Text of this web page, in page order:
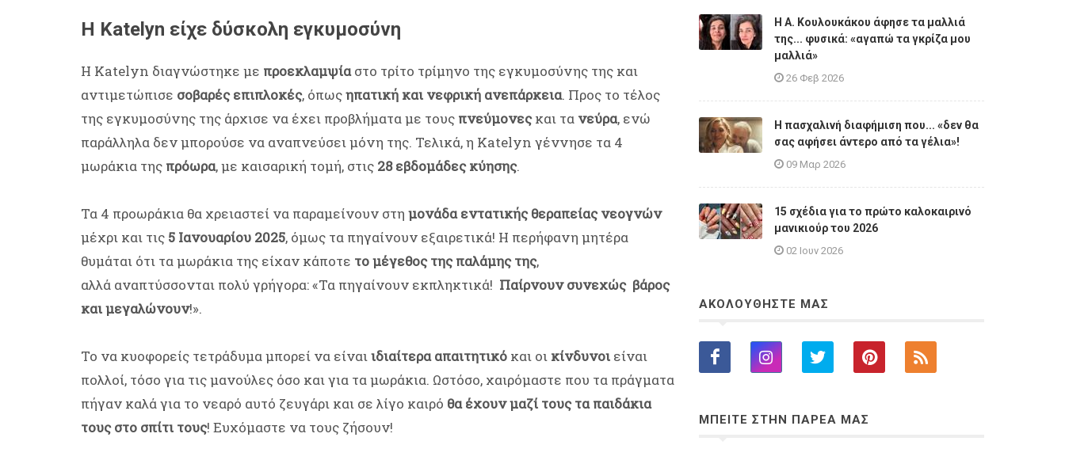
Η Katelyn είχε δύσκολη εγκυμοσύνη
Η Katelyn διαγνώστηκε με προεκλαμψίαστο τρίτο τρίμηνο της εγκυμοσύνης της και
αντιμετώπισε σοβαρές επιπλοκές, όπωςηπατική και νεφρική ανεπάρκεια. Προς το τέλος
της εγκυμοσύνης της άρχισε να έχει προβλήματα με τους πνεύμονεςκαι τα νεύρα, ενώ
παράλληλα δεν μπορούσε να αναπνεύσει μόνη της. Τελικά, η Katelyn γέννησε τα 4
μωράκια της πρόωρα, με καισαρική τομή, στις 28 εβδομάδες κύησης.
Τα 4 προωράκια θα χρειαστεί να παραμείνουν στη μονάδα εντατικής θεραπείας νεογνών
μέχρι και τις 5 Ιανουαρίου 2025, όμως τα πηγαίνουν εξαιρετικά! Η περήφανη μητέρα
θυμάται ότι τα μωράκια της είχαν κάποτε το μέγεθος της παλάμης της,
αλλά αναπτύσσονται πολύ γρήγορα: «Τα πηγαίνουν εκπληκτικά! Παίρνουν συνεχώς βάρος
και μεγαλώνουν!».
Το να κυοφορείς τετράδυμα μπορεί να είναιιδιαίτερα απαιτητικό και οι κίνδυνοι είναι
πολλοί, τόσο για τις μανούλες όσο και για τα μωράκια. Ωστόσο, χαιρόμαστε που τα πράγματα
πήγαν καλά για το νεαρό αυτό ζευγάρι και σε λίγο καιρό θα έχουν μαζί τους τα παιδάκια
τους στο σπίτι τους! Ευχόμαστε να τους ζήσουν!
Η A. Κουλουκάκου άφησε τα μαλλιά
της... φυσικά: «αγαπώ τα γκρίζα μου
μαλλιά»
26 Φεβ 2026
Η πασχαλινή διαφήμιση που... «δεν θα
σας αφήσει άντερο από τα γέλια»!
09 Μαρ 2026
15 σχέδια για το πρώτο καλοκαιρινό
μανικιούρ του 2026
02 Ιουν 2026
ΑΚΟΛΟΥΘΗΣΤΕ ΜΑΣ
ΜΠΕΙΤΕ ΣΤΗΝ ΠΑΡΕΑ ΜΑΣ